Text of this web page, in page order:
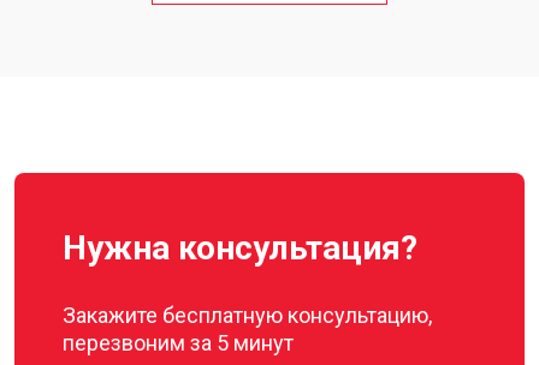
Нужна консультация?
Закажите бесплатную консультацию,
перезвоним за 5 минут